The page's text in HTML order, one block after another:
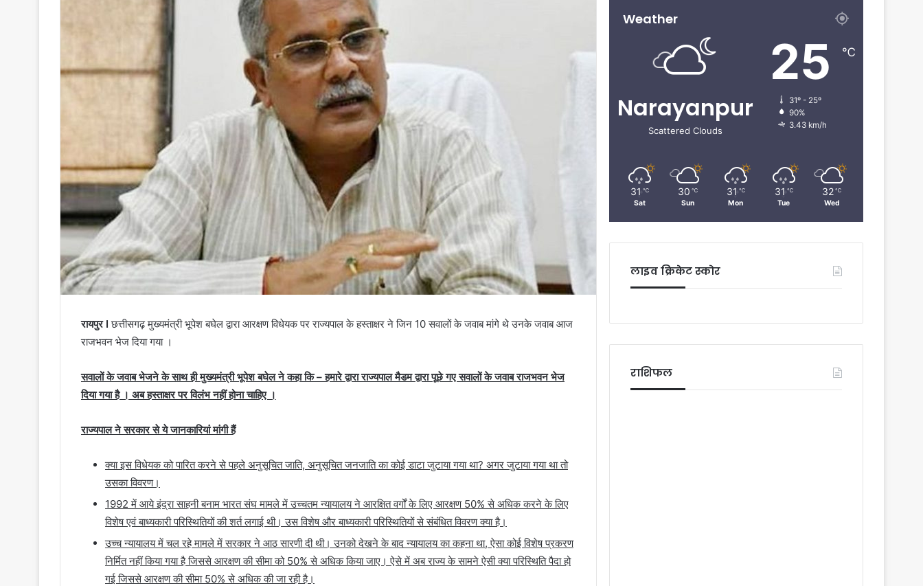
रायपुर I छत्तीसगढ़ मुख्यमंत्री भूपेश बघेल द्वारा आरक्षण विधेयक पर राज्यपाल के हस्ताक्षर ने जिन 10 सवालों के जवाब मांगे थे उनके जवाब आज
राजभवन भेज दिया गया ।
सवालों के जवाब भेजने के साथ ही मुख्यमंत्री भूपेश बघेल ने कहा कि – हमारे द्वारा राज्यपाल मैडम द्वारा पूछे गए सवालों के जवाब राजभवन भेज
दिया गया है । अब हस्ताक्षर पर विलंभ नहीं होना चाहिए ।
राज्यपाल ने सरकार से ये जानकारियां मांगी हैं
क्या इस विधेयक को पारित करने से पहले अनुसूचित जाति, अनुसूचित जनजाति का कोई डाटा जुटाया गया था? अगर जुटाया गया था तो
उसका विवरण।
1992 में आये इंद्रा साहनी बनाम भारत संघ मामले में उच्चतम न्यायालय ने आरक्षित वर्गों के लिए आरक्षण 50% से अधिक करने के लिए
विशेष एवं बाध्यकारी परिस्थितियों की शर्त लगाई थी। उस विशेष और बाध्यकारी परिस्थितियों से संबंधित विवरण क्या है।
उच्च न्यायालय में चल रहे मामले में सरकार ने आठ सारणी दी थी। उनको देखने के बाद न्यायालय का कहना था, ऐसा कोई विशेष प्रकरण
निर्मित नहीं किया गया है जिससे आरक्षण की सीमा को 50% से अधिक किया जाए। ऐसे में अब राज्य के सामने ऐसी क्या परिस्थिति पैदा हो
गई जिससे आरक्षण की सीमा 50% से अधिक की जा रही है।
Weather
Narayanpur
Scattered Clouds
25 ℃
31º - 25º
90%
3.43 km/h
31 ℃
Sat
30 ℃
Sun
31 ℃
Mon
31 ℃
Tue
32 ℃
Wed
लाइव क्रिकेट स्कोर
राशिफल